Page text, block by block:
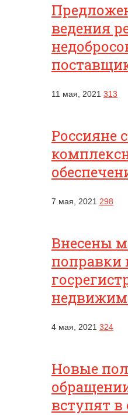
ведения
11 мая, 2021 313
Россияне
7 мая, 2021 298
Внесены
поправки
4 мая, 2021 324
Новые
вступят в